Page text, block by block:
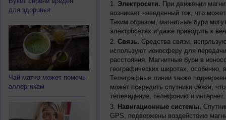
для здоровья
Чай матча может помочь
аллергикам
Электросети. При движении
возникает наведенный ток, что
Таким образом, магнитные бури
электросетях и даже приводить к
Связь. Средства связи,
используют ионосферу для
расстояния. Магнитные бури в
географических широтах,
Телеграфные линии также
может повредить спутники связи,
телевидение, телефонию и интернет.
Навигационные системы.
GPS, подвержены воздействию